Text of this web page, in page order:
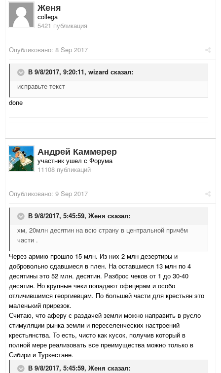
Женя
collega
5421 публикация
Опубликовано: 8 Sep 2017
В 9/8/2017, 9:20:11, wizard сказал:
исправьте текст
done
Андрей Каммерер
участник ушел с Форума
11108 публикаций
Опубликовано: 9 Sep 2017
В 9/8/2017, 5:45:59, Женя сказал:
хм, 20млн десятин на всю страну в центральной причём
части .
Через армию прошло 15 млн. Из них 2 млн дезертиры и
добровольно сдавшиеся в плен. На оставшиеся 13 млн по 4
десятины это 52 млн. десятин. Разброс чеков от 1 до 30-40
десятин. Но крупные чеки попадают офицерам и особо
отличившимся георгиевцам. По большей части для крестьян это
маленький прирезок.
Считаю, что аферу с раздачей земли можно направить в русло
стимуляции рынка земли и переселенческих настроений
крестьянства. То есть, чисто как кусок, получив который в
полной мере реализовать все преимущества можно только в
Сибири и Туркестане.
В 9/8/2017, 5:45:59, Женя сказал: